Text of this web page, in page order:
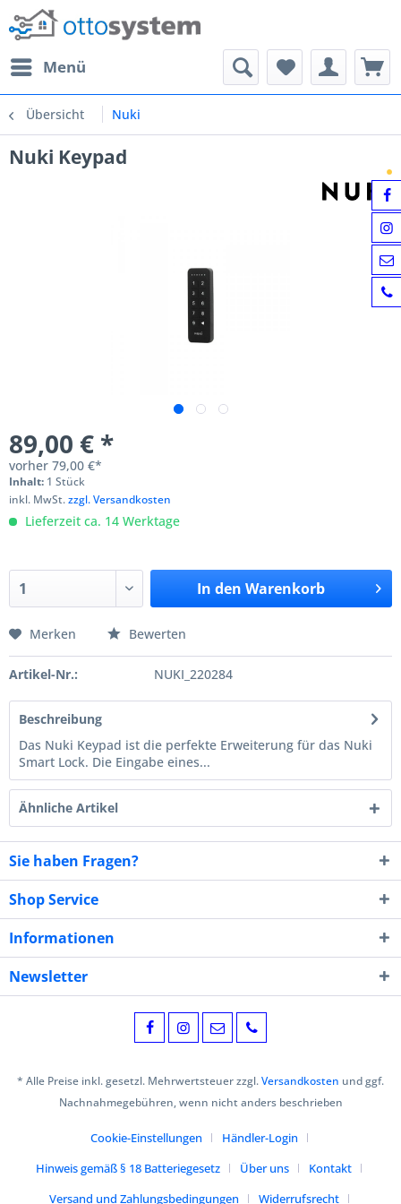
Menü
Übersicht Nuki
Nuki Keypad
89,00 € *
vorher 79,00 €*
Inhalt: 1 Stück
inkl. MwSt.zzgl. Versandkosten
Lieferzeit ca. 14 Werktage
In den Warenkorb
Merken Bewerten
Artikel-Nr.: NUKI_220284
Beschreibung
Das Nuki Keypad ist die perfekte Erweiterung für das Nuki
Smart Lock. Die Eingabe eines...
Ähnliche Artikel
Sie haben Fragen?
Shop Service
Informationen
Newsletter
* Alle Preise inkl. gesetzl. Mehrwertsteuer zzgl.Versandkosten und ggf.
Nachnahmegebühren, wenn nicht anders beschrieben
Cookie-Einstellungen
Händler-Login
Hinweis gemäß § 18 Batteriegesetz
Über uns
Kontakt
Versand und Zahlungsbedingungen
Widerrufsrecht